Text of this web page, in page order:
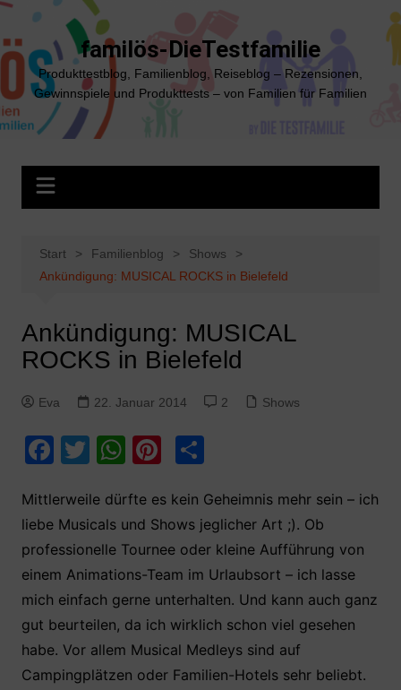
Zum
springen
familös-DieTestfamilie
Produkttestblog, Familienblog, Reiseblog – Rezensionen,
Gewinnspiele und Produkttests – von Familien für Familien
Start Familienblog
Shows
Ankündigung: MUSICAL ROCKS in Bielefeld
Ankündigung: MUSICAL
ROCKS in Bielefeld
Eva 22. Januar 2014 2 Shows
F
c
e
b
o
o
k
T
itt
er
W
at
s
A
p
p
Pi
er
e
st
T
le
n
Mittlerweile dürfte es kein Geheimnis mehr sein – ich
liebe Musicals und Shows jeglicher Art ;). Ob
professionelle Tournee oder kleine Aufführung von
einem Animations-Team im Urlaubsort – ich lasse
mich einfach gerne unterhalten. Und kann auch ganz
gut beurteilen, da ich wirklich schon viel gesehen
habe. Vor allem Musical Medleys sind auf
Campingplätzen oder Familien-Hotels sehr beliebt.